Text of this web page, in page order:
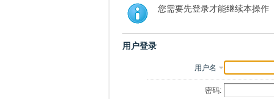
您需要先登录才能继续本操作
用户登录
用户名
密码: